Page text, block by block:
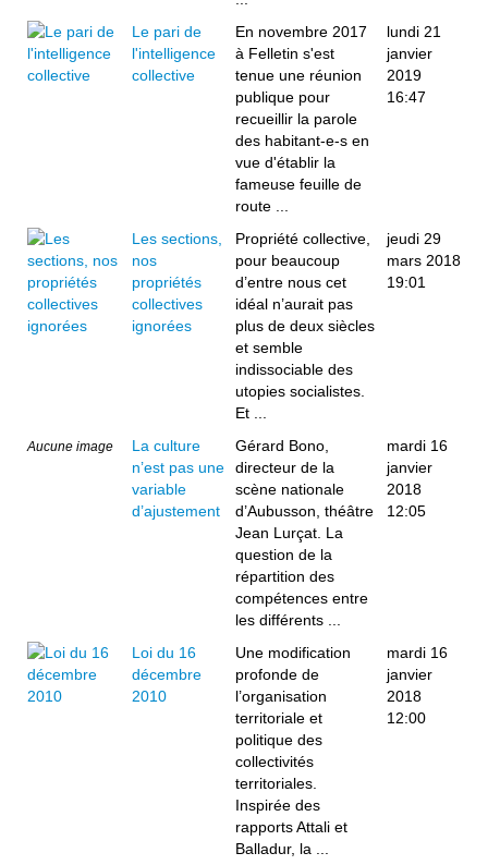
Le pari de
l'intelligence
collective
En novembre 2017
à Felletin s'est
tenue une réunion
publique pour
recueillir la parole
des habitant-e-s en
vue d'établir la
fameuse feuille de
route ...
lundi 21
janvier
2019
16:47
Les sections,
nos
propriétés
collectives
ignorées
Propriété collective,
pour beaucoup
d’entre nous cet
idéal n’aurait pas
plus de deux siècles
et semble
indissociable des
utopies socialistes.
Et ...
jeudi 29
mars 2018
19:01
Aucune image
La culture
n’est pas une
variable
d’ajustement
Gérard Bono,
directeur de la
scène nationale
d’Aubusson, théâtre
Jean Lurçat. La
question de la
répartition des
compétences entre
les différents ...
mardi 16
janvier
2018
12:05
Loi du 16
décembre
2010
Une modification
profonde de
l’organisation
territoriale et
politique des
collectivités
territoriales.
Inspirée des
rapports Attali et
Balladur, la ...
mardi 16
janvier
2018
12:00